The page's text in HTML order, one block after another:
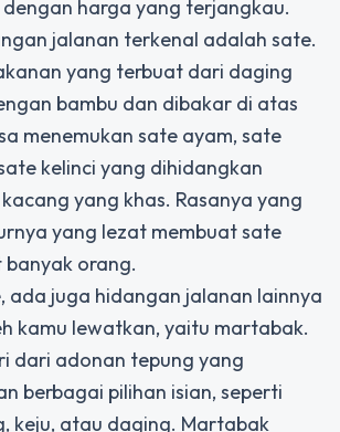
harga yang terjangkau.
jalanan terkenal adalah sate.
yang terbuat dari daging
bambu dan dibakar di atas
menemukan sate ayam, sate
kelinci yang dihidangkan
yang khas. Rasanya yang
yang lezat membuat sate
orang.
ada juga hidangan jalanan lainnya
kamu lewatkan, yaitu martabak.
dari adonan tepung yang
berbagai pilihan isian, seperti
keju, atau daging. Martabak